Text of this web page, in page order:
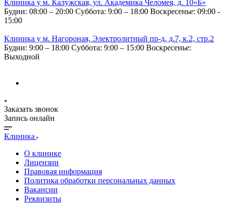
Клиника у м. Калужская, ул. Академика Челомея, д. 10«Б»
Будни: 08:00 – 20:00 Суббота: 9:00 – 18:00 Воскресенье: 09:00 -
15:00
Клиника у м. Нагороная, Электролитный пр-д, д.7, к.2, стр.2
Будни: 9:00 – 18:00 Суббота: 9:00 – 15:00 Воскресенье:
Выходной
Заказать звонок
Запись онлайн
Клиника
О клинике
Лицензии
Правовая информация
Политика обработки персональных данных
Вакансии
Реквизиты